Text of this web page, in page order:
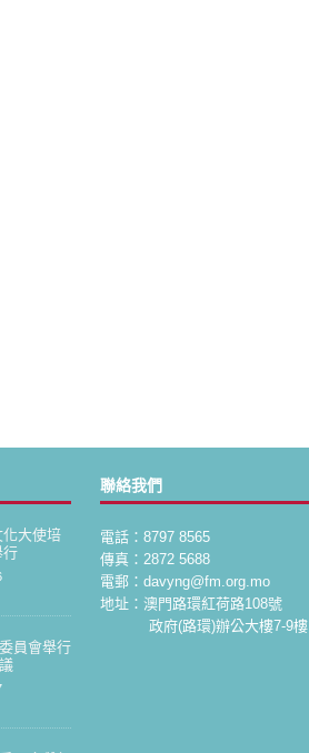
化大使培
行
員會舉行
聯絡我們
電話：8797 8565
傳真：2872 5688
電郵：davyng@fm.org.mo
地址：澳門路環紅荷路108號
政府(路環)辦公大樓7-9樓